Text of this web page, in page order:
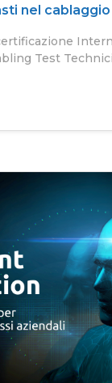
nel cablaggio
Test